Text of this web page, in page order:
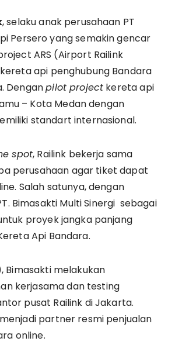
, selaku anak perusahaan PT
Persero yang semakin gencar
ARS (Airport Railink
api penghubung Bandara
Denganpilot project kereta api
– Kota Medan dengan
standart internasional.
spot, Railink bekerja sama
perusahaan agar tiket dapat
Salah satunya, dengan
Bimasakti Multi Sinergi sebagai
proyek jangka panjang
Api Bandara.
Bimasakti melakukan
kerjasama dan testing
pusat Railink di Jakarta.
partner resmi penjualan
online.